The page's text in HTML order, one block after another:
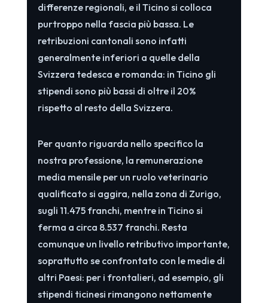
differenze regionali, e il Ticino si colloca
purtroppo nella fascia più bassa. Le
retribuzioni cantonali sono infatti
generalmente inferiori a quelle della
Svizzera tedesca e romanda: in Ticino gli
stipendi sono più bassi di oltre il 20%
rispetto al resto della Svizzera.
Per quanto riguarda nello specifico la
nostra professione, la remunerazione
media mensile per un ruolo veterinario
qualificato si aggira, nella zona di Zurigo,
sugli 11.475 franchi, mentre in Ticino si
ferma a circa 8.537 franchi. Resta
comunque un livello retributivo importante,
soprattutto se confrontato con le medie di
altri Paesi: per i frontalieri, ad esempio, gli
stipendi ticinesi rimangono nettamente